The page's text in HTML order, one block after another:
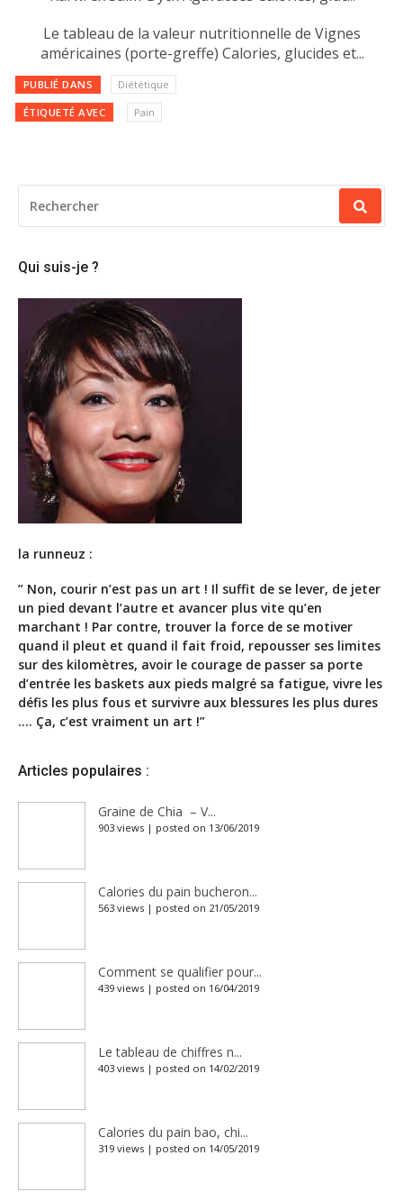
Le tableau de la valeur nutritionnelle de Vignes
américaines (porte-greffe) Calories, glucides et...
PUBLIÉ DANS Diététique
ÉTIQUETÉ AVEC Pain
POUR
:
Qui suis-je ?
la runneuz :
” Non, courir n’est pas un art ! Il suffit de se lever, de jeter
un pied devant l’autre et avancer plus vite qu’en
marchant ! Par contre, trouver la force de se motiver
quand il pleut et quand il fait froid, repousser ses limites
sur des kilomètres, avoir le courage de passer sa porte
d’entrée les baskets aux pieds malgré sa fatigue, vivre les
défis les plus fous et survivre aux blessures les plus dures
…. Ça, c’est vraiment un art !”
Articles populaires :
Graine de Chia – V...
903 views | posted on 13/06/2019
Calories du pain bucheron...
563 views | posted on 21/05/2019
Comment se qualifier pour...
439 views | posted on 16/04/2019
Le tableau de chiffres n...
403 views | posted on 14/02/2019
Calories du pain bao, chi...
319 views | posted on 14/05/2019